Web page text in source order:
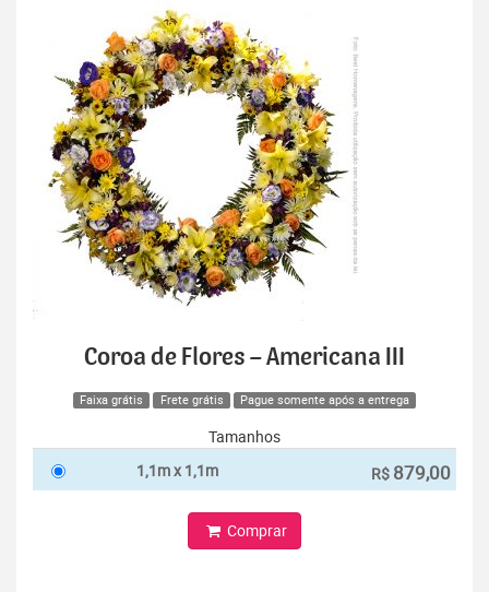
Coroa de Flores – Americana III
Faixa grátis Frete grátis Pague somente após a entrega
Tamanhos
1,1m x 1,1m
R$ 879,00
Comprar